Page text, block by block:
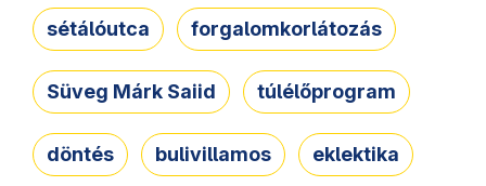
sétálóutca forgalomkorlátozás
Süveg Márk Saiid túlélőprogram
döntés bulivillamos eklektika